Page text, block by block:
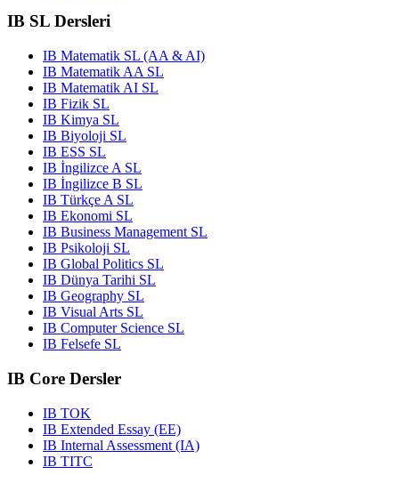
IB SL Dersleri
IB Matematik SL (AA & AI)
IB Matematik AA SL
IB Matematik AI SL
IB Fizik SL
IB Kimya SL
IB Biyoloji SL
IB ESS SL
IB İngilizce A SL
IB İngilizce B SL
IB Türkçe A SL
IB Ekonomi SL
IB Business Management SL
IB Psikoloji SL
IB Global Politics SL
IB Dünya Tarihi SL
IB Geography SL
IB Visual Arts SL
IB Computer Science SL
IB Felsefe SL
IB Core Dersler
IB TOK
IB Extended Essay (EE)
IB Internal Assessment (IA)
IB TITC